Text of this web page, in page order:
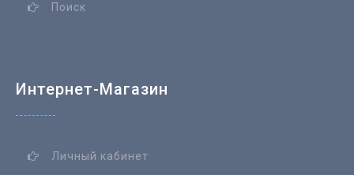
Поиск
Интернет-Магазин
Личный кабинет